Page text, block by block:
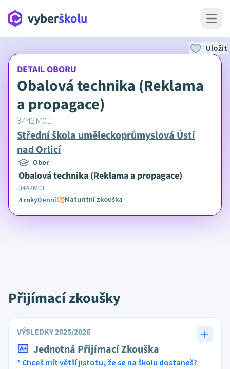
Open
DETAIL OBORU
Obalová technika (Reklama
a propagace)
3442M01
Střední škola uměleckoprůmyslová Ústí
nad Orlicí
Obor
Obalová technika (Reklama a propagace)
3442M01
4 rokyDenní Maturitní zkouška
Uložit
Přijímací zkoušky
VÝSLEDKY 2025/2026
Jednotná Přijímací Zkouška
* Chceš mít větší jistotu, že se na školu dostaneš?